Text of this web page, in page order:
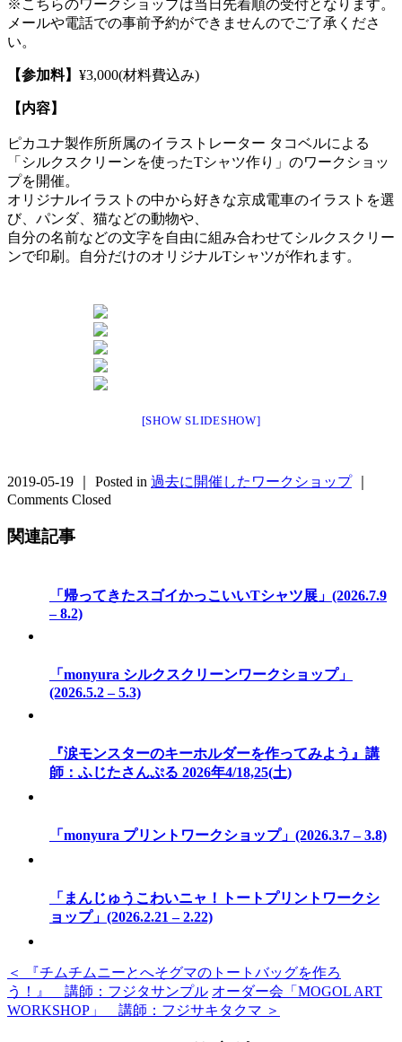
※こちらのワークショップは当日先着順の受付となります。
メールや電話での事前予約ができませんのでご了承くださ
い。
【参加料】 ¥3,000(材料費込み)
【内容】
ピカユナ製作所所属のイラストレーター タコベルによる
「シルクスクリーンを使ったTシャツ作り」のワークショッ
プを開催。
オリジナルイラストの中から好きな京成電車のイラストを選
び、パンダ、猫などの動物や、
自分の名前などの文字を自由に組み合わせてシルクスクリー
ンで印刷。自分だけのオリジナルTシャツが作れます。
[SHOW SLIDESHOW]
2019-05-19 ｜ Posted in 過去に開催したワークショップ｜
Comments Closed
関連記事
「帰ってきたスゴイかっこいいTシャツ展」(2026.7.9
– 8.2)
「monyura シルクスクリーンワークショップ」
(2026.5.2 – 5.3)
『涙モンスターのキーホルダーを作ってみよう』講
師：ふじたさんぷる 2026年4/18,25(土)
「monyura プリントワークショップ」(2026.3.7 – 3.8)
「まんじゅうこわいニャ！トートプリントワークシ
ョップ」(2026.2.21 – 2.22)
＜ 『チムチムニーとへそグマのトートバッグを作ろ
う！』 講師：フジタサンプル オーダー会「MOGOL ART
WORKSHOP」 講師：フジサキタクマ ＞